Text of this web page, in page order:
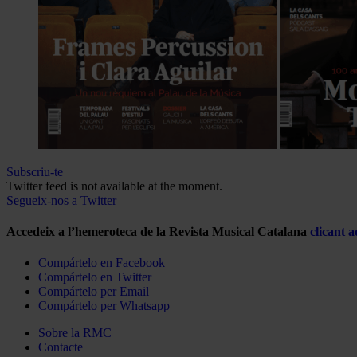
Subscriu-te
Twitter feed is not available at the moment.
Segueix-nos a Twitter
Accedeix a l’hemeroteca de la Revista Musical Catalana clicant
Compártelo en Facebook
Compártelo en Twitter
Compártelo per Email
Compártelo per Whatsapp
Sobre la RMC
Contacte